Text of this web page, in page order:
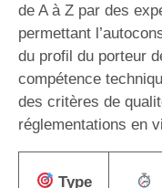
de A à Z par des
permettant
du profil du porteur
compétence
des critères de
réglementations en
Type